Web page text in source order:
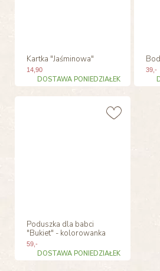
Kartka "Jaśminowa"
14,90
DOSTAWA PONIEDZIAŁEK
39 ,-
Poduszka dla babci
"Bukiet" - kolorowanka
59,-
DOSTAWA PONIEDZIAŁEK